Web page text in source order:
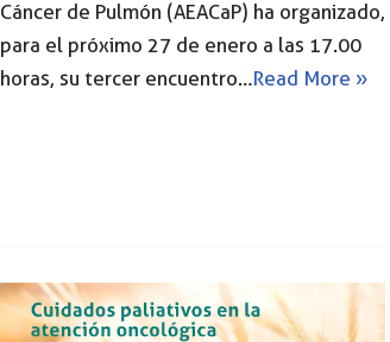
Cáncer de Pulmón (AEACaP) ha organizado,
para el próximo 27 de enero a las 17.00
horas, su tercer encuentro…Read More »